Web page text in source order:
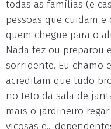
todas as famílias (e
pessoas que cuidam e
quem chegue para o
Nada fez ou preparou
sorridente. Eu chamo
acreditam que tudo
no teto da sala de
mais o jardineiro
viçosas e...